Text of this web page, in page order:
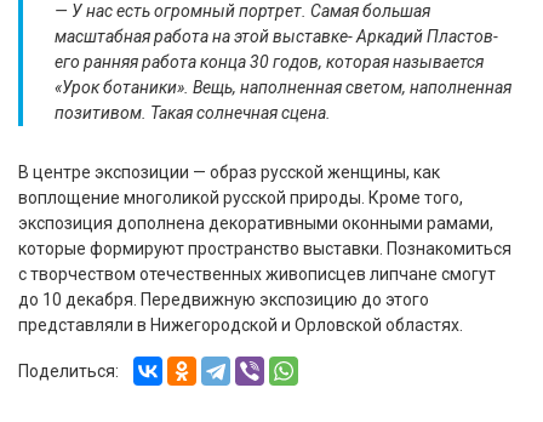
— У нас есть огромный портрет. Самая большая
масштабная работа на этой выставке- Аркадий Пластов-
его ранняя работа конца 30 годов, которая называется
«Урок ботаники». Вещь, наполненная светом, наполненная
позитивом. Такая солнечная сцена.
В центре экспозиции — образ русской женщины, как
воплощение многоликой русской природы. Кроме того,
экспозиция дополнена декоративными оконными рамами,
которые формируют пространство выставки. Познакомиться
с творчеством отечественных живописцев липчане смогут
до 10 декабря. Передвижную экспозицию до этого
представляли в Нижегородской и Орловской областях.
Поделиться: